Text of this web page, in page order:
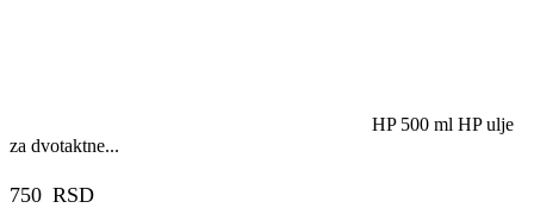
HP 500 ml HP ulje
za dvotaktne...
750 RSD